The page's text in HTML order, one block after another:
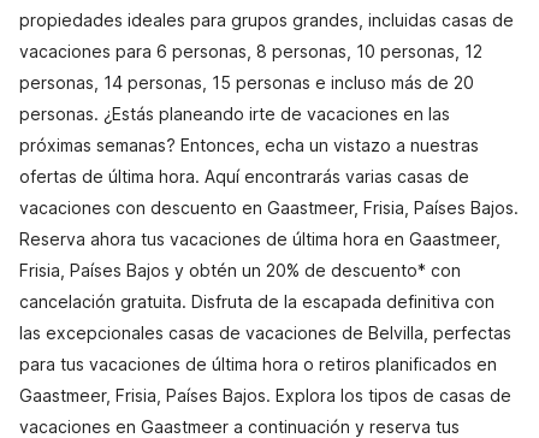
propiedades ideales para grupos grandes, incluidas casas de
vacaciones para 6 personas, 8 personas, 10 personas, 12
personas, 14 personas, 15 personas e incluso más de 20
personas. ¿Estás planeando irte de vacaciones en las
próximas semanas? Entonces, echa un vistazo a nuestras
ofertas de última hora. Aquí encontrarás varias casas de
vacaciones con descuento en Gaastmeer, Frisia, Países Bajos.
Reserva ahora tus vacaciones de última hora en Gaastmeer,
Frisia, Países Bajos y obtén un 20% de descuento* con
cancelación gratuita. Disfruta de la escapada definitiva con
las excepcionales casas de vacaciones de Belvilla, perfectas
para tus vacaciones de última hora o retiros planificados en
Gaastmeer, Frisia, Países Bajos. Explora los tipos de casas de
vacaciones en Gaastmeer a continuación y reserva tus